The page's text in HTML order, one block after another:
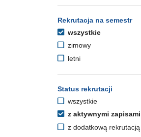
Rekrutacja na semestr
wszystkie
zimowy
letni
Status rekrutacji
wszystkie
z aktywnymi zapisami
z dodatkową rekrutacją